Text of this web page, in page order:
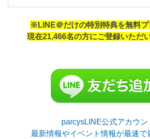
※LINE＠だけの特別特典を無料プ
現在21,466名の方にご登録いただ
parcysLINE公式アカウン
最新情報やイベント情報が最速で